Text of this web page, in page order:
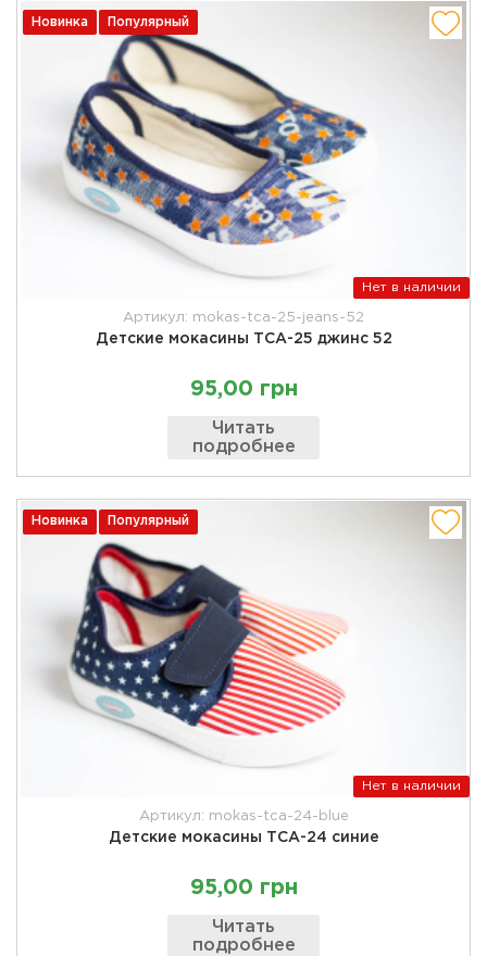
Новинка Популярный
Нет в наличии
Артикул: mokas-tca-25-jeans-52
Детские мокасины ТСА-25 джинс 52
95,00 грн
Читать
подробнее
Новинка Популярный
Нет в наличии
Артикул: mokas-tca-24-blue
Детские мокасины ТСА-24 синие
95,00 грн
Читать
подробнее